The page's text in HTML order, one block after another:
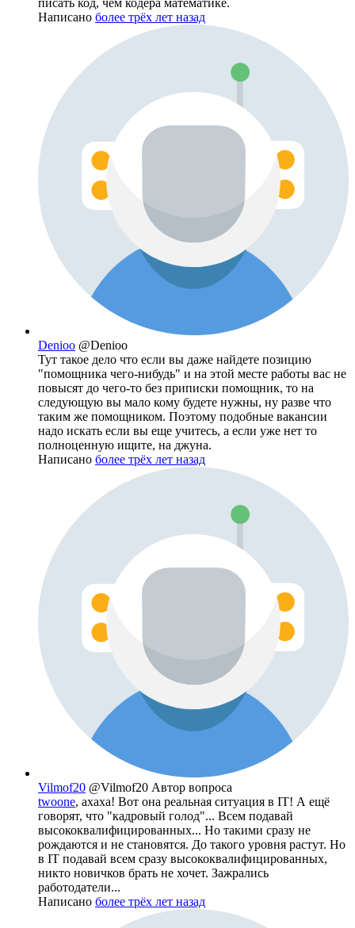
писать код, чем кодера математике.
Написано более трёх лет назад
Denioo @Denioo
Тут такое дело что если вы даже найдете позицию
"помощника чего-нибудь" и на этой месте работы вас не
повысят до чего-то без приписки помощник, то на
следующую вы мало кому будете нужны, ну разве что
таким же помощником. Поэтому подобные вакансии
надо искать если вы еще учитесь, а если уже нет то
полноценную ищите, на джуна.
Написано более трёх лет назад
Vilmof20 @Vilmof20 Автор вопроса
twoone, ахаха! Вот она реальная ситуация в IT! А ещё
говорят, что "кадровый голод"... Всем подавай
высококвалифицированных... Но такими сразу не
рождаются и не становятся. До такого уровня растут. Но
в IT подавай всем сразу высококвалифицированных,
никто новичков брать не хочет. Зажрались
работодатели...
Написано более трёх лет назад